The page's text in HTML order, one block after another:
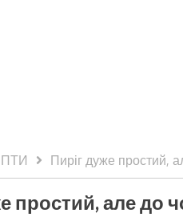
Пиріг дуже простий,
простий, але до